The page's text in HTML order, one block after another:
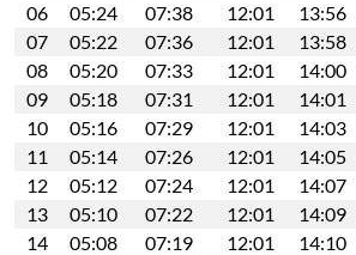
06
05:24 07:38 12:01 13:56
07
05:22 07:36 12:01 13:58
08
05:20 07:33 12:01 14:00
09
05:18 07:31 12:01 14:01
10
05:16 07:29 12:01 14:03
11
05:14 07:26 12:01 14:05
12
05:12 07:24 12:01 14:07
13
05:10 07:22 12:01 14:09
14
05:08 07:19 12:01 14:10